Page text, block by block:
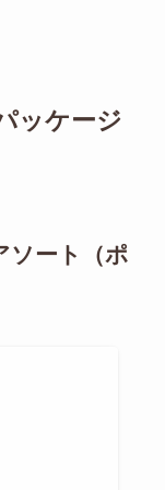
ッケージ
ソート（ポ